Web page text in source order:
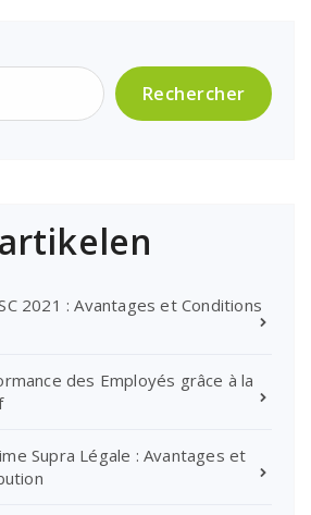
Rechercher
2021 : Avantages et Conditions
des Employés grâce à la
Supra Légale : Avantages et